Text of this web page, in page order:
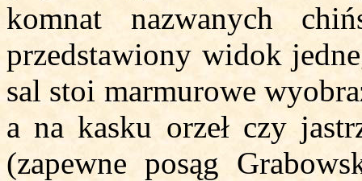
komnat nazwanych
przedstawiony widok
sal stoi marmurowe
a na kasku orzeł czy
(zapewne posąg